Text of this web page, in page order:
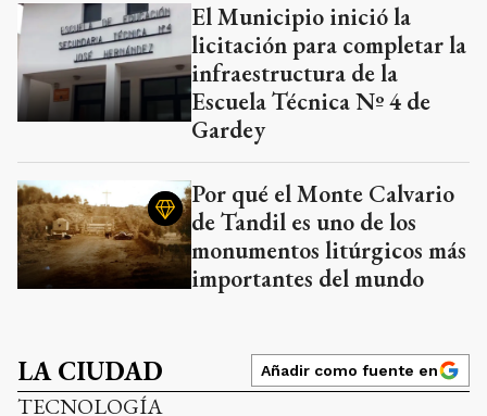
El Municipio inició la
licitación para completar la
infraestructura de la
Escuela Técnica Nº 4 de
Gardey
Por qué el Monte Calvario
de Tandil es uno de los
monumentos litúrgicos más
importantes del mundo
LA CIUDAD Añadir como fuente en
TECNOLOGÍA